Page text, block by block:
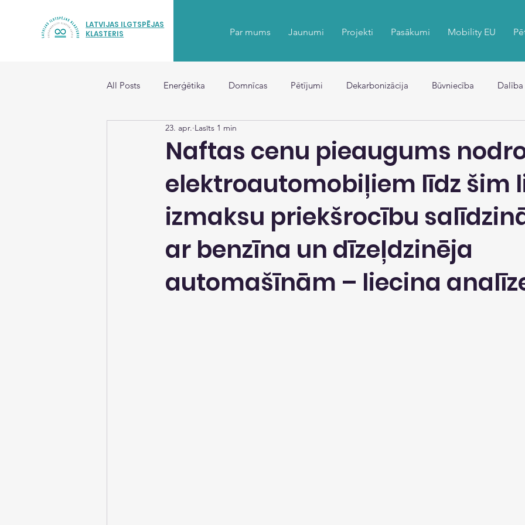
LATVIJAS ILGTSPĒJAS
KLASTERIS
Par mums Jaunumi Projekti Pasākumi Mobility EU
All Posts Enerģētika Domnīcas Pētījumi Dekarbonizācija Būvniecība Dalība
Naftas cenu pieaugums
elektroautomobiļiem līdz šim
izmaksu priekšrocību
ar benzīna un dīzeļdzinēja
automašīnām – liecina
23. apr. Lasīts 1 min